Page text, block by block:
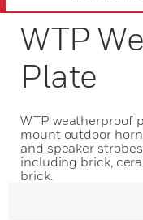
WTP
Plate
WTP weatherproof
mount outdoor
and speaker
including brick,
brick.